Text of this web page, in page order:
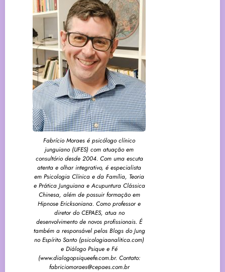
Fabrício Moraes é psicólogo clínico
junguiano (UFES) com atuação em
consultório desde 2004. Com uma escuta
atenta e olhar integrativo, é especialista
em Psicologia Clínica e da Família, Teoria
e Prática Junguiana e Acupuntura Clássica
Chinesa, além de possuir formação em
Hipnose Ericksoniana. Como professor e
diretor do CEPAES, atua no
desenvolvimento de novos profissionais. É
também a responsável pelos Blogs do Jung
no Espírito Santo (psicologiaanalitica.com)
e Diálogo Psique e Fé
(www.dialogopsiqueefe.com.br. Contato:
fabriciomoraes@cepaes.com.br